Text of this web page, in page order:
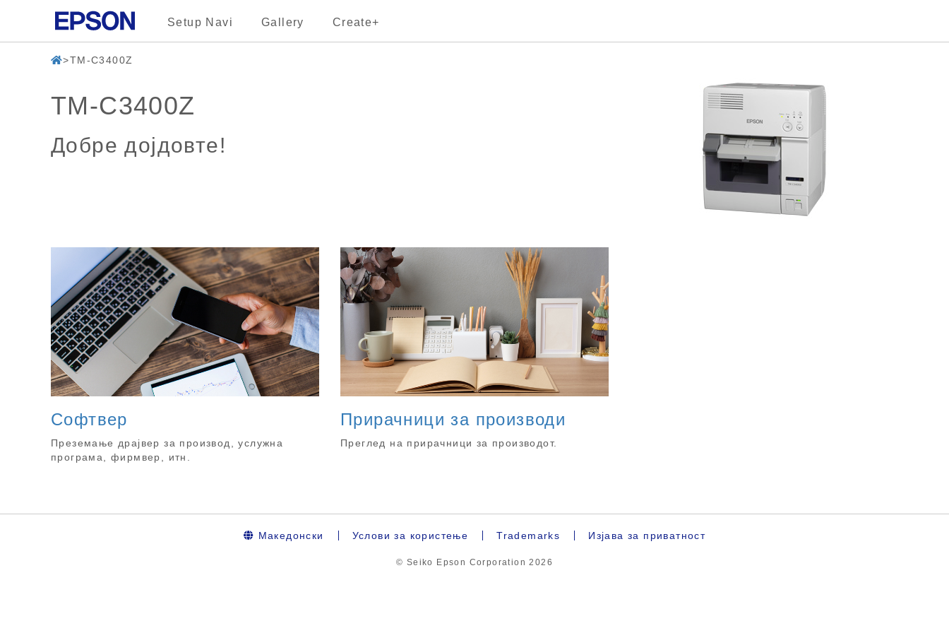
Setup Navi Gallery Create+
TM-C3400Z
TM-C3400Z
Добре дојдовте!
Софтвер
Преземање драјвер за производ, услужна
програма, фирмвер, итн.
Прирачници за производи
Преглед на прирачници за производот.
Македонски Услови за користење Trademarks Изјава за приватност
© Seiko Epson Corporation2026